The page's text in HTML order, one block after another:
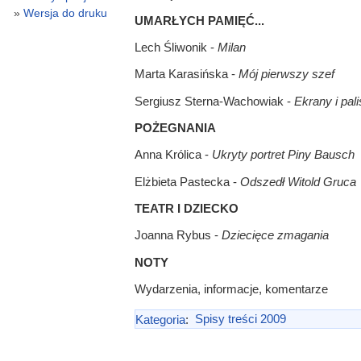
UMARŁYCH PAMIĘĆ...
Lech Śliwonik - Milan
Marta Karasińska - Mój pierwszy szef
Sergiusz Sterna-Wachowiak - Ekrany i
POŻEGNANIA
Anna Królica - Ukryty portret Piny Bausch
Elżbieta Pastecka - Odszedł Witold Gruca
TEATR I DZIECKO
Joanna Rybus - Dziecięce zmagania
NOTY
Wydarzenia, informacje, komentarze
Kategoria: Spisy treści 2009
Wersja do druku